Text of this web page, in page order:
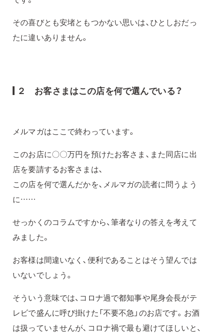
その喜びとも安堵ともつかない思いは、ひとしおだっ
たに違いありません。
２ お客さまはこの店を何で選んでいる？
メルマガはここで終わっています。
このお店に〇〇万円を預けたお客さま、また同店に出
店を要請するお客さまは、
この店を何で選んだかを、メルマガの読者に問うよう
に……
せっかくのコラムですから、筆者なりの答えを考えて
みました。
お客様は間違いなく、便利であることはそう望んでは
いないでしょう。
そういう意味では、コロナ過で都知事や尾身会長がテ
レビで盛んに呼び掛けた「不要不急」のお店です。お酒
は扱っていませんが、コロナ禍で最も避けてほしいと、